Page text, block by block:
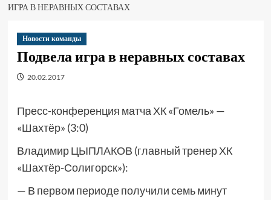
ИГРА В НЕРАВНЫХ СОСТАВАХ
Новости команды
Подвела игра в неравных составах
20.02.2017
Пресс-конференция матча ХК «Гомель» —
«Шахтёр» (3:0)
Владимир ЦЫПЛАКОВ (главный тренер ХК
«Шахтёр-Солигорск»):
— В первом периоде получили семь минут